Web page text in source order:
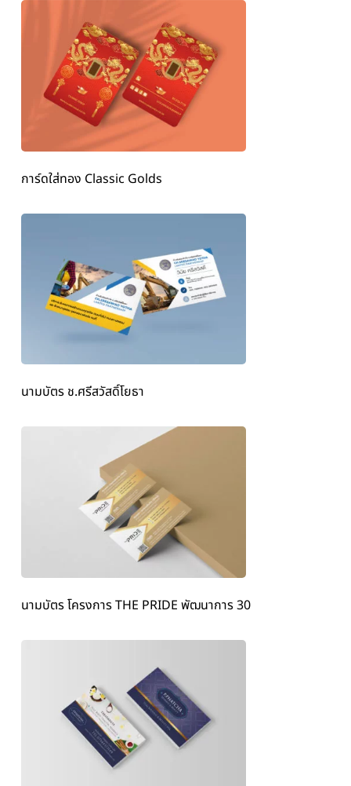
การ์ดใส่ทอง Classic Golds
นามบัตร ช.ศรีสวัสดิ์โยธา
นามบัตร โครงการ THE PRIDE พัฒนาการ 30